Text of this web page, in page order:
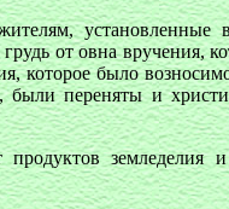
от овна вручения,
которое было
переняты и
земледелия и